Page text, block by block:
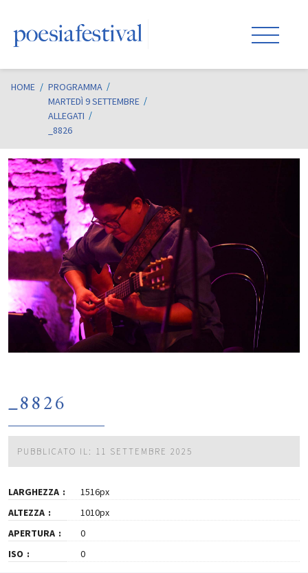
HOME / PROGRAMMA
MARTEDÌ 9 SETTEMBRE
ALLEGATI
_8826
_8826
PUBBLICATO IL: 11 SETTEMBRE 2025
LARGHEZZA
1516px
ALTEZZA
1010px
APERTURA
0
ISO
0